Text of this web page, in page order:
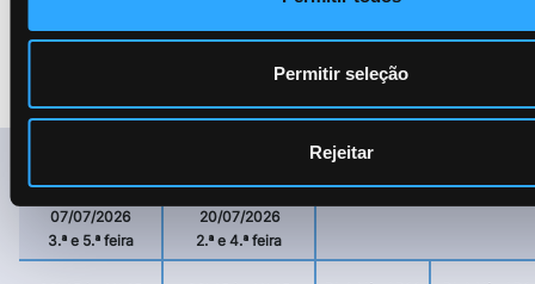
Permitir seleção
Rejeitar
sociedade portuguesa e no mercado de trabalho.
23/09/2025 a
07/07/2026
3.ª e 5.ª feira
22/09/2025 a
20/07/2026
2.ª e 4.ª feira
3.ª e 5.ª feira